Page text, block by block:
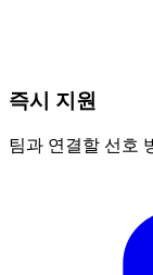
즉시 지원
팀과 연결할 선호